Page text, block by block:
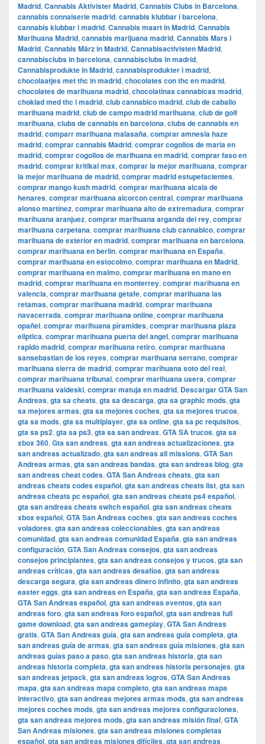
Madrid, Cannabis Aktivister Madrid, Cannabis Clubs in Barcelona,
cannabis connaiserie madrid, cannabis klubbar i barcelona,
cannabis klubbar i madrid, Cannabis maart in Madrid, Cannabis
Marihuana Madrid, cannabis marijuana madrid, Cannabis Mars i
Madrid, Cannabis März in Madrid, Cannabisactivisten Madrid,
cannabisclubs in barcelona, cannabisclubs in madrid,
Cannabisprodukte in Madrid, cannabisprodukter i madrid,
chocolaatjes met thc in madrid, chocolates con thc en madrid,
chocolates de marihuana madrid, chocolatinas cannabicas madrid,
choklad med thc i madrid, club cannabico madrid, club de caballo
marihuana madrid, club de campo madrid marihuana, club de golf
marihuana, clubs de cannabis en barcelona, clubs de cannabis en
madrid, comparr marihuana malasaña, comprar amnesia haze
madrid, comprar cannabis Madrid, comprar cogollos de maria en
madrid, comprar cogollos de marihuana en madrid, comprar faso en
madrid, comprar kritikal max, comprar la mejor marihuana, comprar
la mejor marihuana de madrid, comprar madrid estupefacientes,
comprar mango kush madrid, comprar marihuana alcala de
henares, comprar marihuana alcorcon central, comprar marihuana
alonso martinez, comprar marihuana alto de extremadura, comprar
marihuana aranjuez, comprar marihuana arganda del rey, comprar
marihuana carpetana, comprar marihuana club cannabico, comprar
marihuana de exterior en madrid, comprar marihuana en barcelona,
comprar marihuana en berlin, comprar marihuana en España,
comprar marihuana en estocolmo, comprar marihuana en Madrid,
comprar marihuana en malmo, comprar marihuana en mano en
madrid, comprar marihuana en monterrey, comprar marihuana en
valencia, comprar marihuana getafe, comprar marihuana las
retamas, comprar marihuana madrid, comprar marihuana
navacerrada, comprar marihuana online, comprar marihuana
opañel, comprar marihuana pìramides, comprar marihuana plaza
eliptica, comprar marihuana puerta del angel, comprar marihuana
rapido madrid, comprar marihuana retiro, comprar marihuana
sansebastian de los reyes, comprar marihuana serrano, comprar
marihuana sierra de madrid, comprar marihuana soto del real,
comprar marihuana tribunal, comprar marihuana usera, comprar
marihuana valdeski, comprar matuja en madrid, Descargar GTA San
Andreas, gta sa cheats, gta sa descarga, gta sa graphic mods, gta
sa mejores armas, gta sa mejores coches, gta sa mejores trucos,
gta sa mods, gta sa multiplayer, gta sa online, gta sa pc requisitos,
gta sa ps2, gta sa ps3, gta sa san andreas, GTA SA trucos, gta sa
xbox 360, Gta san andreas, gta san andreas actualizaciones, gta
san andreas actualizado, gta san andreas all missions, GTA San
Andreas armas, gta san andreas bandas, gta san andreas blog, gta
san andreas cheat codes, GTA San Andreas cheats, gta san
andreas cheats codes español, gta san andreas cheats list, gta san
andreas cheats pc español, gta san andreas cheats ps4 español,
gta san andreas cheats switch español, gta san andreas cheats
xbox español, GTA San Andreas coches, gta san andreas coches
voladores, gta san andreas coleccionables, gta san andreas
comunidad, gta san andreas comunidad España, gta san andreas
configuración, GTA San Andreas consejos, gta san andreas
consejos principiantes, gta san andreas consejos y trucos, gta san
andreas críticas, gta san andreas desafíos, gta san andreas
descarga segura, gta san andreas dinero infinito, gta san andreas
easter eggs, gta san andreas en España, gta san andreas España,
GTA San Andreas español, gta san andreas eventos, gta san
andreas foro, gta san andreas foro español, gta san andreas full
game download, gta san andreas gameplay, GTA San Andreas
gratis, GTA San Andreas guía, gta san andreas guía completa, gta
san andreas guía de armas, gta san andreas guía misiones, gta san
andreas guías paso a paso, gta san andreas historia, gta san
andreas historia completa, gta san andreas historia personajes, gta
san andreas jetpack, gta san andreas logros, GTA San Andreas
mapa, gta san andreas mapa completo, gta san andreas mapa
interactivo, gta san andreas mejores armas mods, gta san andreas
mejores coches mods, gta san andreas mejores configuraciones,
gta san andreas mejores mods, gta san andreas misión final, GTA
San Andreas misiones, gta san andreas misiones completas
español, gta san andreas misiones difíciles, gta san andreas